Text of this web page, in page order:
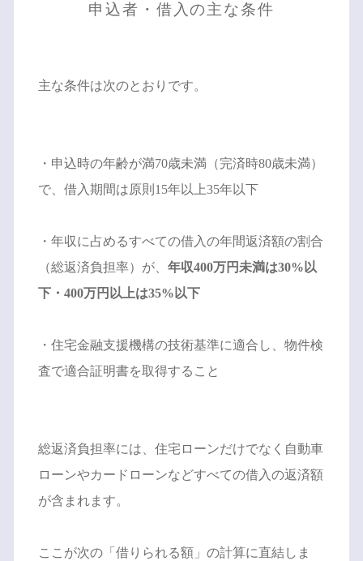
申込者・借入の主な条件
主な条件は次のとおりです。
・申込時の年齢が満70歳未満（完済時80歳未満）
で、借入期間は原則15年以上35年以下
・年収に占めるすべての借入の年間返済額の割合
（総返済負担率）が、 年収400万円未満は30%以
下・400万円以上は35%以下
・住宅金融支援機構の技術基準に適合し、物件検
査で適合証明書を取得すること
総返済負担率には、住宅ローンだけでなく自動車
ローンやカードローンなどすべての借入の返済額
が含まれます。
ここが次の「借りられる額」の計算に直結しま